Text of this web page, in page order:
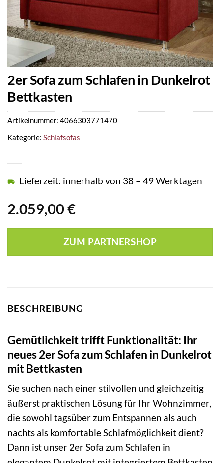
2er Sofa zum Schlafen in Dunkelrot
Bettkasten
2.059,00 €
Lieferzeit: innerhalb von 38 – 49 Werktagen
ZUM PARTNERSHOP
Artikelnummer: 4066303771470
Kategorie: Schlafsofas
BESCHREIBUNG
Gemütlichkeit trifft Funktionalität: Ihr
neues 2er Sofa zum Schlafen in Dunkelrot
mit Bettkasten
Sie suchen nach einer stilvollen und gleichzeitig
äußerst praktischen Lösung für Ihr Wohnzimmer,
die sowohl tagsüber zum Entspannen als auch
nachts als komfortable Schlafmöglichkeit dient?
Dann ist unser 2er Sofa zum Schlafen in